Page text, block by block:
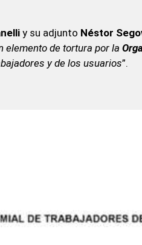
y su adjunto Néstor
de tortura por la
y de los usuarios”.